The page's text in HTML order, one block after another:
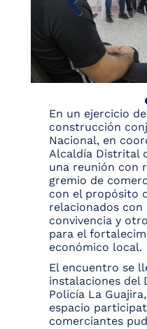
En un ejercicio
construcción
Nacional, en
Alcaldía Distrital
una reunión con
gremio de
con el propósito
relacionados con
convivencia y
para el
económico local.
El encuentro se
instalaciones del
Policía La
espacio
comerciantes